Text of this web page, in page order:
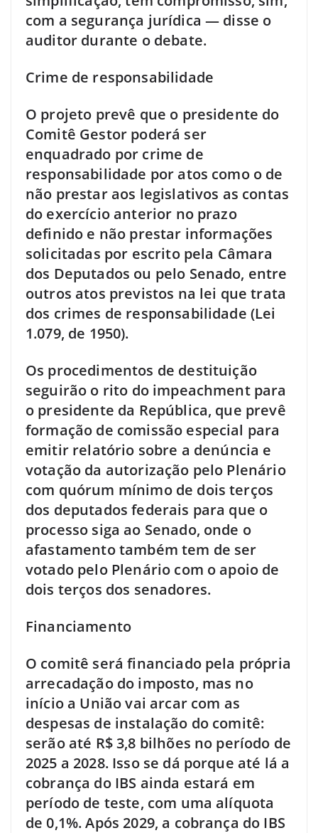
com a segurança jurídica — disse o
auditor durante o debate.
Crime de responsabilidade
O projeto prevê que o presidente do
Comitê Gestor poderá ser
enquadrado por crime de
responsabilidade por atos como o de
não prestar aos legislativos as contas
do exercício anterior no prazo
definido e não prestar informações
solicitadas por escrito pela Câmara
dos Deputados ou pelo Senado, entre
outros atos previstos na lei que trata
dos crimes de responsabilidade (Lei
1.079, de 1950).
Os procedimentos de destituição
seguirão o rito do impeachment para
o presidente da República, que prevê
formação de comissão especial para
emitir relatório sobre a denúncia e
votação da autorização pelo Plenário
com quórum mínimo de dois terços
dos deputados federais para que o
processo siga ao Senado, onde o
afastamento também tem de ser
votado pelo Plenário com o apoio de
dois terços dos senadores.
Financiamento
O comitê será financiado pela própria
arrecadação do imposto, mas no
início a União vai arcar com as
despesas de instalação do comitê:
serão até R$ 3,8 bilhões no período de
2025 a 2028. Isso se dá porque até lá a
cobrança do IBS ainda estará em
período de teste, com uma alíquota
de 0,1%. Após 2029, a cobrança do IBS